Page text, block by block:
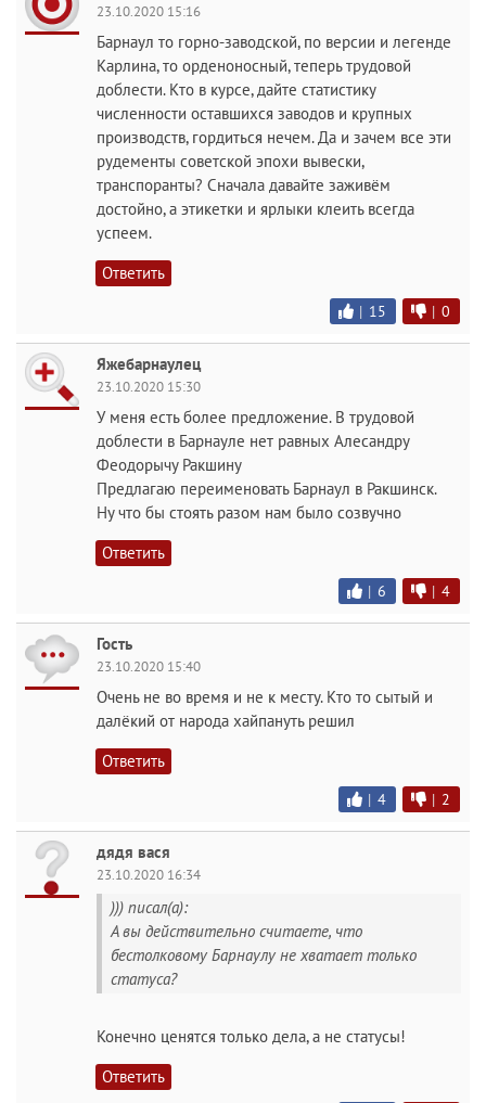
23.10.2020 15:16
Барнаул то горно-заводской, по версии и легенде
Карлина, то орденоносный, теперь трудовой
доблести. Кто в курсе, дайте статистику
численности оставшихся заводов и крупных
производств, гордиться нечем. Да и зачем все эти
рудементы советской эпохи вывески,
транспоранты? Сначала давайте заживём
достойно, а этикетки и ярлыки клеить всегда
успеем.
Ответить
| 15 | 0
Яжебарнаулец
23.10.2020 15:30
У меня есть более предложение. В трудовой
доблести в Барнауле нет равных Алесандру
Феодорычу Ракшину
Предлагаю переименовать Барнаул в Ракшинск.
Ну что бы стоять разом нам было созвучно
Ответить
| 6 | 4
Гость
23.10.2020 15:40
Очень не во время и не к месту. Кто то сытый и
далёкий от народа хайпануть решил
Ответить
| 4 | 2
дядя вася
23.10.2020 16:34
))) писал(а):
А вы действительно считаете, что
бестолковому Барнаулу не хватает только
статуса?
Конечно ценятся только дела, а не статусы!
Ответить